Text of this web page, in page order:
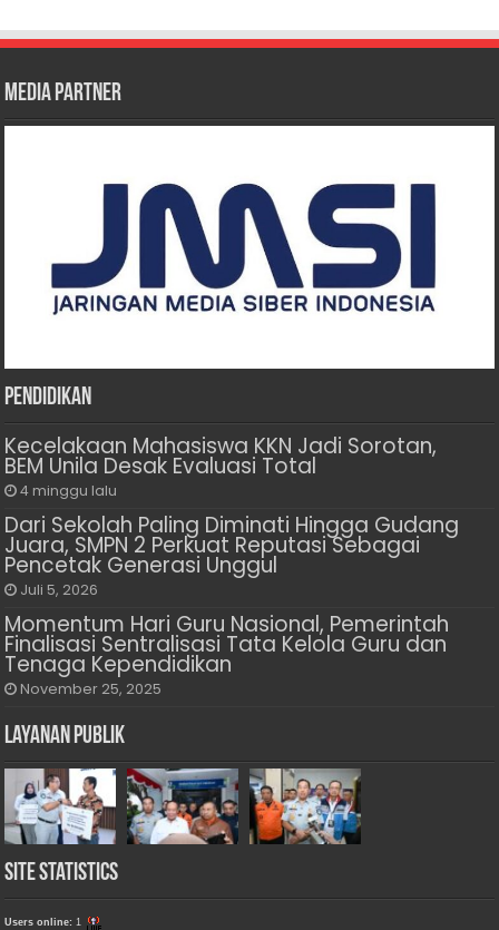
Media Partner
Pendidikan
Kecelakaan Mahasiswa KKN Jadi Sorotan,
BEM Unila Desak Evaluasi Total
4 minggu lalu
Dari Sekolah Paling Diminati Hingga Gudang
Juara, SMPN 2 Perkuat Reputasi Sebagai
Pencetak Generasi Unggul
Juli 5, 2026
Momentum Hari Guru Nasional, Pemerintah
Finalisasi Sentralisasi Tata Kelola Guru dan
Tenaga Kependidikan
November 25, 2025
Layanan Publik
Site Statistics
Users online:1